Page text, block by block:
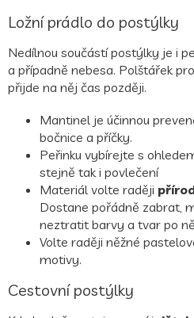
Ložní prádlo do postýlky
Nedílnou součástí postýlky je i
a případně nebesa. Polštářek
přijde na něj čas později.
Mantinel je účinnou
bočnice a příčky.
Peřinku vybírejte s
stejně tak i povlečení
Materiál volte raději
Dostane pořádně zabrat,
neztratit barvy a tvar po
Volte raději něžné
motivy.
Cestovní postýlky